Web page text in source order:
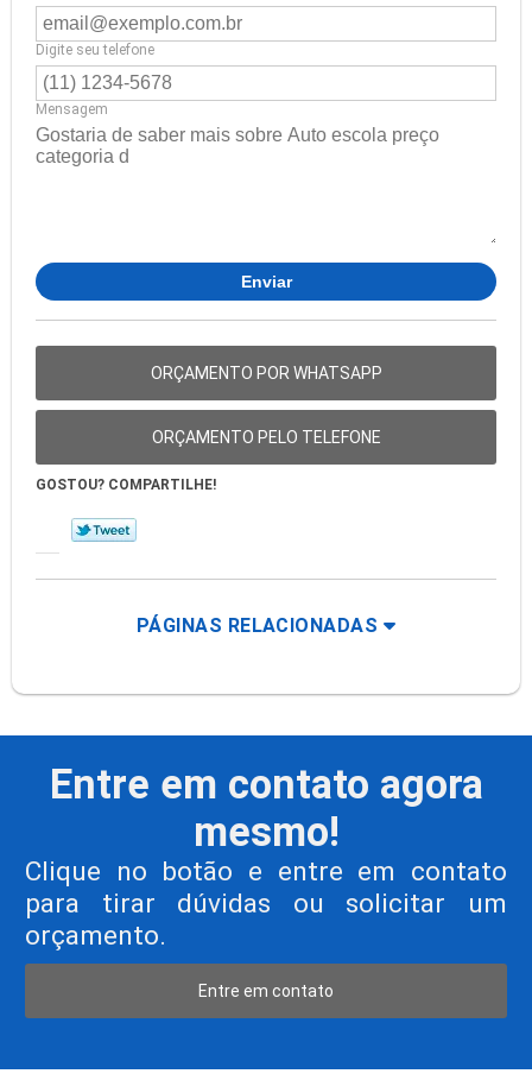
Digite seu telefone
Mensagem
ORÇAMENTO POR WHATSAPP
ORÇAMENTO PELO TELEFONE
GOSTOU? COMPARTILHE!
PÁGINAS RELACIONADAS
Entre em contato agora
mesmo!
Clique no botão e entre em contato
para tirar dúvidas ou solicitar um
orçamento.
Entre em contato